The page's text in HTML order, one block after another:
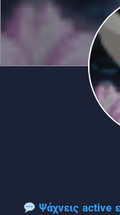
Ψάχνεις active